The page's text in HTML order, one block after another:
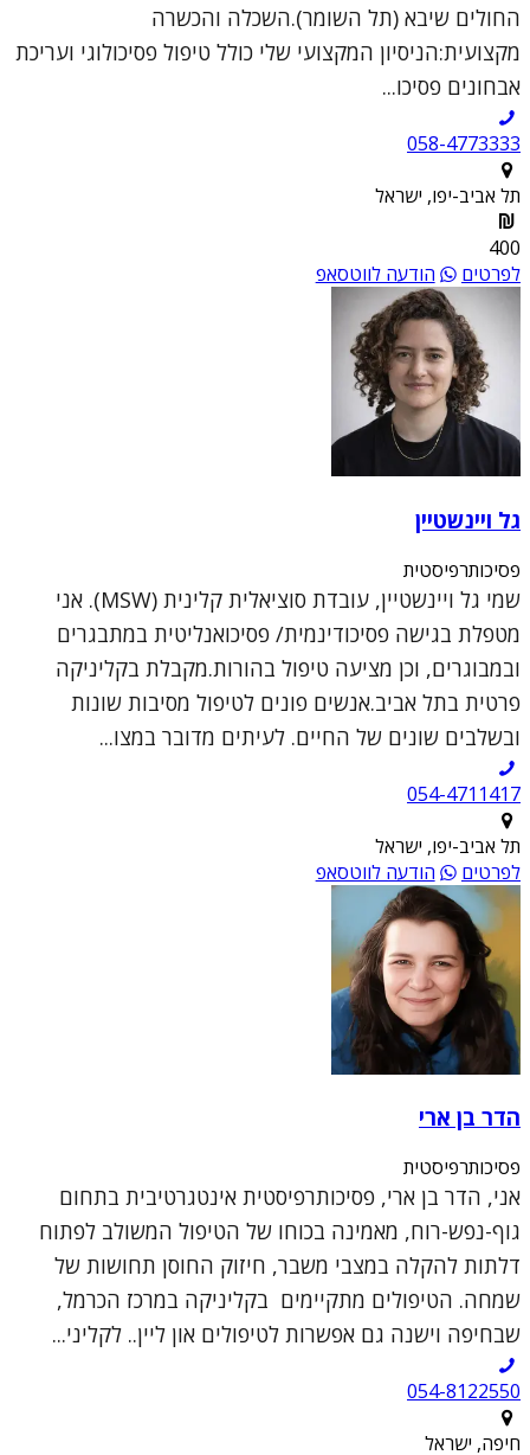
החולים שיבא (תל השומר).השכלה והכשרה
מקצועית:הניסיון המקצועי שלי כולל טיפול פסיכולוגי ועריכת
אבחונים פסיכו...
058-4773333
תל אביב-יפו, ישראל
400
לפרטים
הודעה לווטסאפ
גל ויינשטיין
פסיכותרפיסטית
שמי גל ויינשטיין, עובדת סוציאלית קלינית (MSW). אני
מטפלת בגישה פסיכודינמית/ פסיכואנליטית במתבגרים
ובמבוגרים, וכן מציעה טיפול בהורות.מקבלת בקליניקה
פרטית בתל אביב.אנשים פונים לטיפול מסיבות שונות
ובשלבים שונים של החיים. לעיתים מדובר במצו...
054-4711417
תל אביב-יפו, ישראל
לפרטים
הודעה לווטסאפ
הדר בן ארי
פסיכותרפיסטית
אני, הדר בן ארי, פסיכותרפיסטית אינטגרטיבית בתחום
גוף-נפש-רוח, מאמינה בכוחו של הטיפול המשולב לפתוח
דלתות להקלה במצבי משבר, חיזוק החוסן תחושות של
שמחה. הטיפולים מתקיימים בקליניקה במרכז הכרמל,
שבחיפה וישנה גם אפשרות לטיפולים און ליין.. לקליני...
054-8122550
חיפה, ישראל